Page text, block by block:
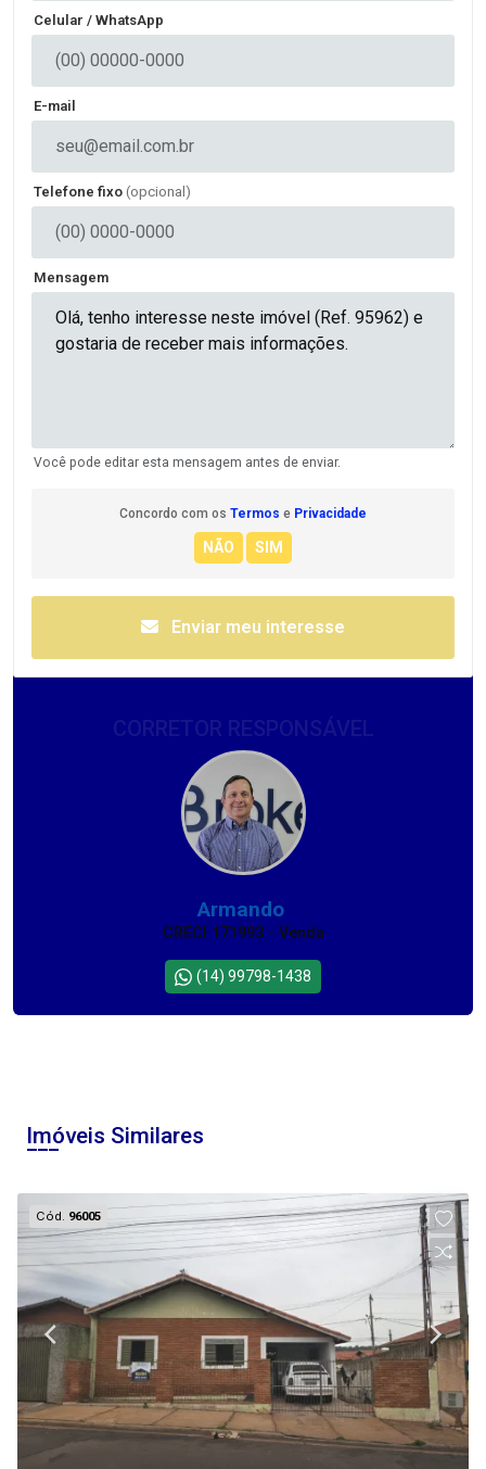
Celular / WhatsApp
E-mail
Telefone fixo (opcional)
Mensagem
Você pode editar esta mensagem antes de enviar.
Concordo com os Termos e Privacidade
Enviar meu interesse
Armando
CRECI 171993 - Venda
(14) 99798-1438
Imóveis Similares
Cód. 96005